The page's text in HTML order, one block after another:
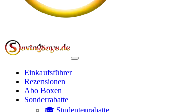
Einkaufsführer
Rezensionen
Abo Boxen
Sonderrabatte
🎓 Studentenrabatte